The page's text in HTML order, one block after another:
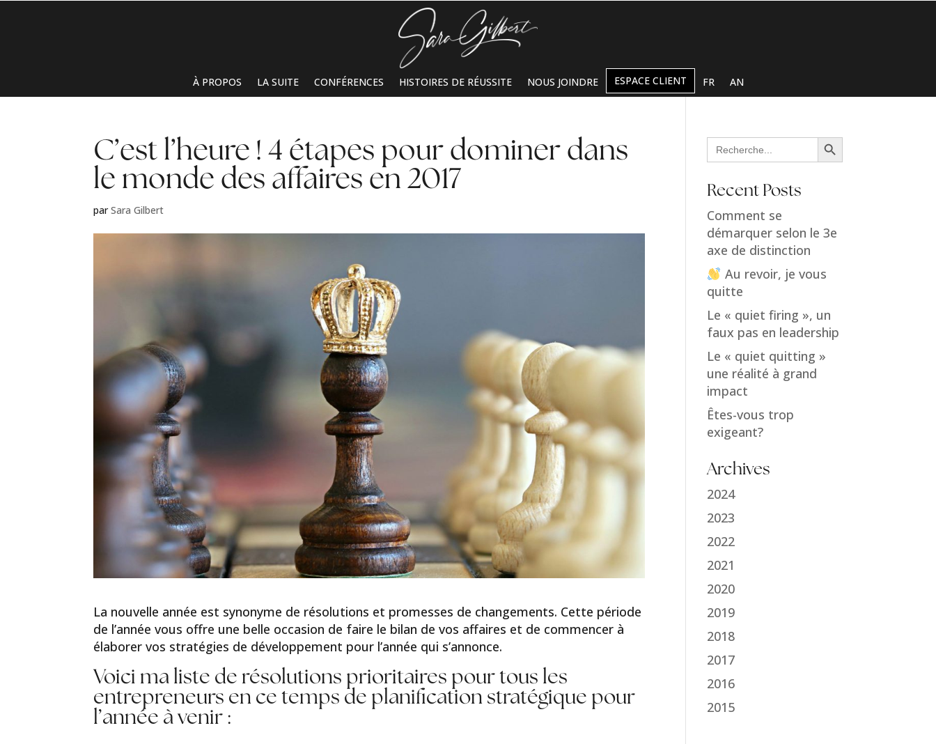
À PROPOS LA SUITE CONFÉRENCES HISTOIRES DE RÉUSSITE NOUS JOINDRE ESPACE CLIENT FR AN
C’est l’heure ! 4 étapes pour dominer dans
le monde des affaires en 2017
parSara Gilbert
La nouvelle année est synonyme de résolutions et promesses de changements. Cette période
de l’année vous offre une belle occasion de faire le bilan de vos affaires et de commencer à
élaborer vos stratégies de développement pour l’année qui s’annonce.
Voici ma liste de résolutions prioritaires pour tous les
entrepreneurs en ce temps de planification stratégique pour
l’année à venir :
Search
for:
Search Button
Recent Posts
Comment se
démarquer selon le 3e
axe de distinction
Au revoir, je vous
quitte
Le « quiet firing », un
faux pas en leadership
Le « quiet quitting »
une réalité à grand
impact
Êtes-vous trop
exigeant?
Archives
2024
2023
2022
2021
2020
2019
2018
2017
2016
2015